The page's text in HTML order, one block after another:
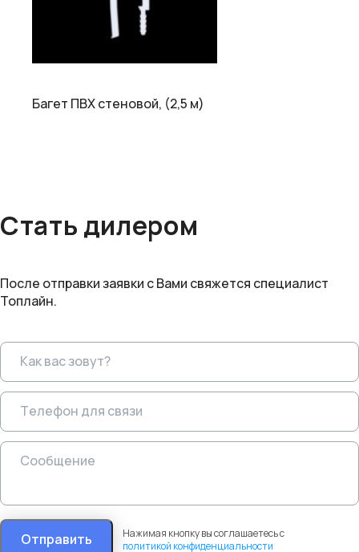
Багет ПВХ стеновой, (2,5 м)
Стать дилером
После отправки заявки с Вами свяжется специалист
Топлайн.
Отправить
Нажимая кнопку вы соглашаетесь с
политикой конфиденциальности